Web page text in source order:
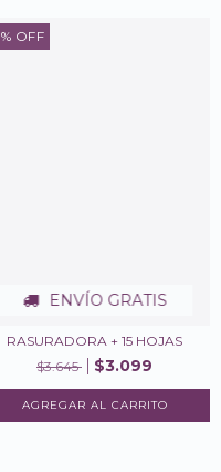
% OFF
ENVÍO GRATIS
RASURADORA + 15 HOJAS
$3.645
$3.099